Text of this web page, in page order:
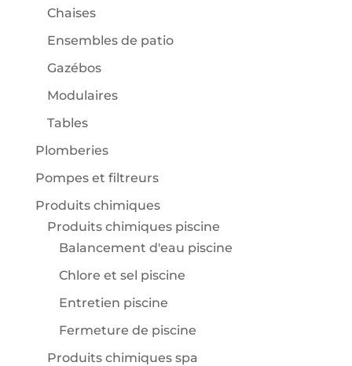
Chaises
Ensembles de patio
Gazébos
Modulaires
Tables
Plomberies
Pompes et filtreurs
Produits chimiques
Produits chimiques piscine
Balancement d'eau piscine
Chlore et sel piscine
Entretien piscine
Fermeture de piscine
Produits chimiques spa